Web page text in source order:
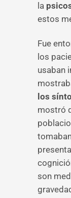
la
estos
Fue
los
usaban
los
mostró
son